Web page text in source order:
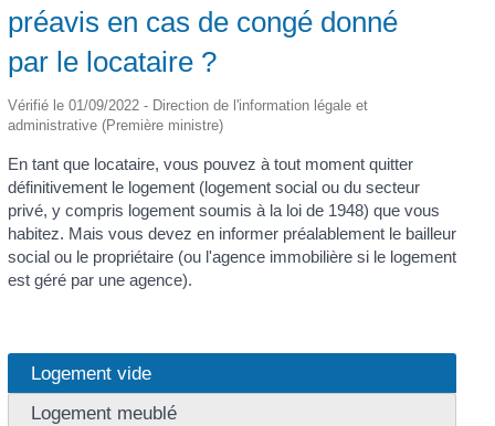
préavis en cas de congé donné
par le locataire ?
Vérifié le 01/09/2022 - Direction de l'information légale et
administrative (Première ministre)
En tant que locataire, vous pouvez à tout moment quitter
définitivement le logement (logement social ou du secteur
privé, y compris logement soumis à la loi de 1948) que vous
habitez. Mais vous devez en informer préalablement le bailleur
social ou le propriétaire (ou l'agence immobilière si le logement
est géré par une agence).
Logement vide
Logement meublé